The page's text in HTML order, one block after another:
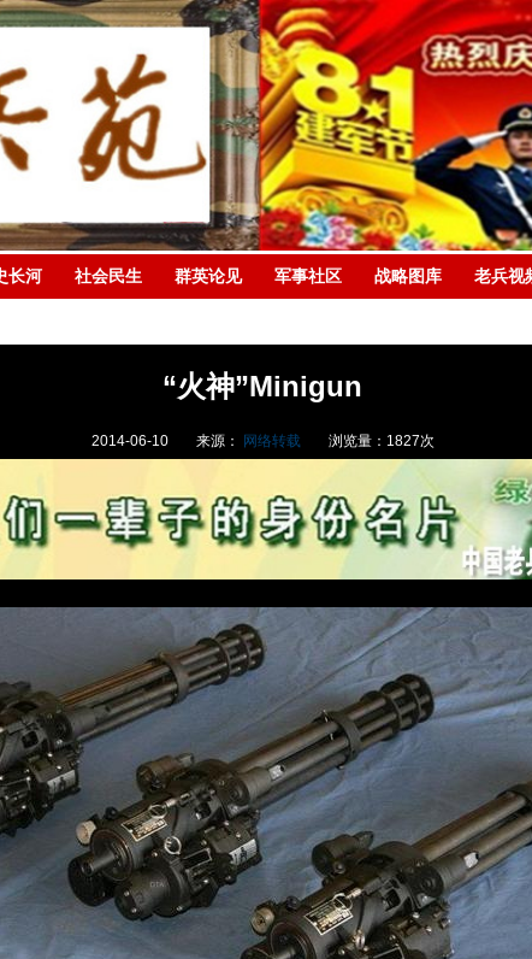
长河 社会民生 群英论见 军事社区 战略图库 老兵视
“火神”Minigun
2014-06-10 来源： 网络转载 浏览量： 1827次